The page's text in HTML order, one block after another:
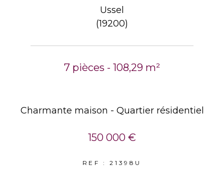
Ussel
(19200)
7 pièces - 108,29 m²
Charmante maison - Quartier résidentiel
150 000 €
REF : 21398U